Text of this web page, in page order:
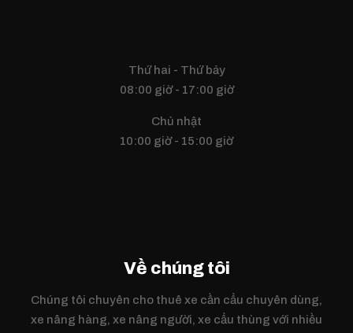
Thứ hai - Thứ bảy
08:00 giờ - 17:00 giờ
Chủ nhật
10:00 giờ - 15:00 giờ
Về chúng tôi
Chúng tôi chuyên cho thuê xe cần cẩu chuyên dùng,
xe nâng hàng, xe nâng người, xe cẩu thùng với nhiều